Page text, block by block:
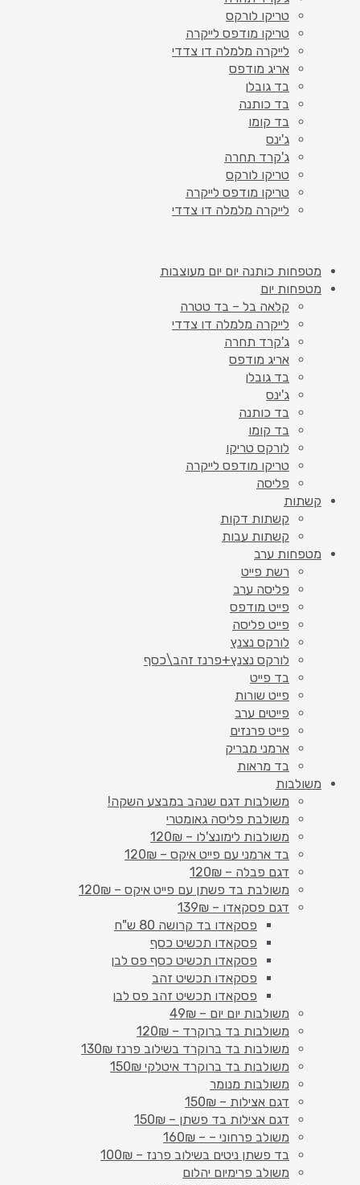
טריקו לורקס
טריקו מודפס לייקרה
לייקרה מלמלה דו צדדי
אריג מודפס
בד גובלן
בד כותנה
בד קומו
ג'ינס
ג'קרד תחרה
טריקו לורקס
טריקו מודפס לייקרה
לייקרה מלמלה דו צדדי
מטפחות כותנה יום יום מעוצבות
מטפחות יום
קלאה בל – בד טטרה
לייקרה מלמלה דו צדדי
ג'קרד תחרה
אריג מודפס
בד גובלן
ג'ינס
בד כותנה
בד קומו
לורקס טריקו
טריקו מודפס לייקרה
פליסה
קשתות
קשתות דקות
קשתות עבות
מטפחות ערב
רשת פייט
פליסה ערב
פייט מודפס
פייט פליסה
לורקס נצנץ
לורקס נצנץ+פרנז זהב\כסף
בד פייט
פייט שורות
פייטים ערב
פייט פרנזים
ארמני מבריק
בד מראות
משולבות
משולבות דגם שנהב במבצע השקה!
משולבת פליסה גאומטרי
משולבות לימונצ'לו – 120₪
בד ארמני עם פייט איקס – 120₪
דגם פבלה – 120₪
משולבת בד פשתן עם פייט איקס – 120₪
דגם פסקאדו – 139₪
פסקאדו בד קרושה 80 ש"ח
פסקאדו תכשיט כסף
פסקאדו תכשיט כסף פס לבן
פסקאדו תכשיט זהב
פסקאדו תכשיט זהב פס לבן
משולבות יום יום – 49₪
משולבות בד ברוקרד – 120₪
משולבות בד ברוקרד בשילוב פרנז 130₪
משולבות בד ברוקרד איטלקי 150₪
משולבות מנומר
דגם אצילות – 150₪
דגם אצילות בד פשתן – 150₪
משולב פרחוני – – 160₪
בד פשתן ניטים בשילוב פרנז – 100₪
משולב פרימיום יהלום